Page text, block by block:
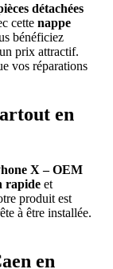
détachées
cette nappe
bénéficiez
prix attractif.
vos réparations
en
X – OEM
rapide et
produit est
à être installée.
en